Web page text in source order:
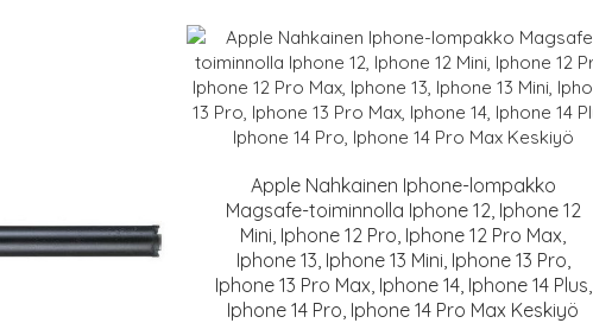
Apple Nahkainen Iphone-lompakko
Magsafe-toiminnolla Iphone 12, Iphone 12
Mini, Iphone 12 Pro, Iphone 12 Pro Max,
Iphone 13, Iphone 13 Mini, Iphone 13 Pro,
Iphone 13 Pro Max, Iphone 14, Iphone 14 Plus,
Iphone 14 Pro, Iphone 14 Pro Max Keskiyö